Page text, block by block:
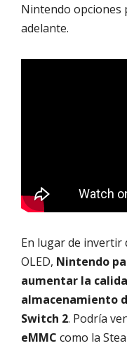
Nintendo opciones
adelante.
En lugar de invertir
OLED, Nintendo
aumentar la
almacenamiento
Switch 2. Podría
eMMC como la